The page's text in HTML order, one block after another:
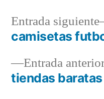
Navegación
deEntrada
tiendas
Entrada siguiente
camisetas